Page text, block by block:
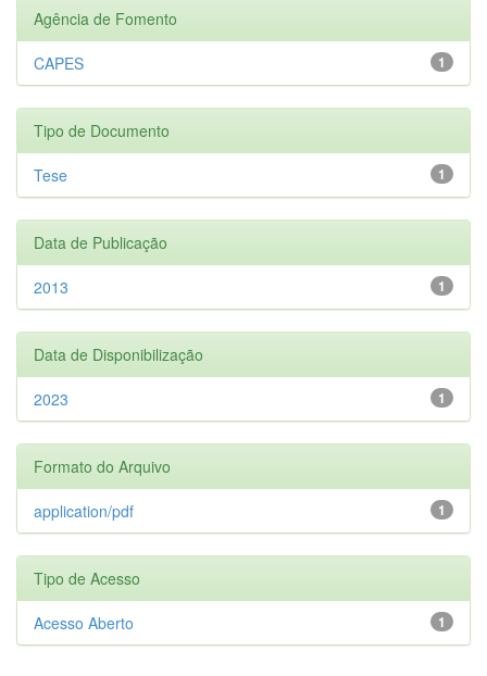
Agência de Fomento
1
CAPES
Tipo de Documento
1
Tese
Data de Publicação
1
2013
Data de Disponibilização
1
2023
Formato do Arquivo
1
application/pdf
Tipo de Acesso
1
Acesso Aberto